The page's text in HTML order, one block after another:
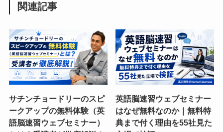
関連記事
サチンチョードリーのスピ
ークアップの無料体験（英
語脳速習ウェブセミナー）
英語脳速習ウェブセミナー
はなぜ無料なのか｜無料特
典まで付く理由を55社見た